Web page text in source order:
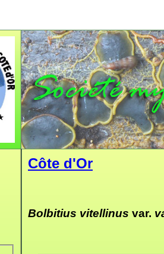
Côte d'Or
Bolbitius vitellinus var.